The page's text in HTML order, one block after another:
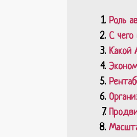
Роль
С
Какой